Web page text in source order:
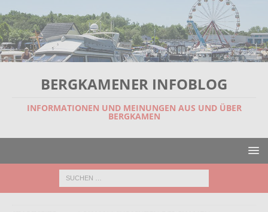
BERGKAMENER INFOBLOG
INFORMATIONEN UND MEINUNGEN AUS UND ÜBER
BERGKAMEN